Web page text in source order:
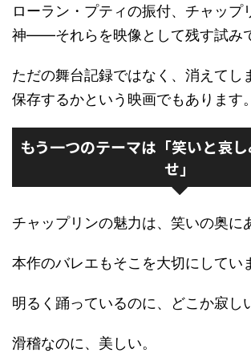
ローラン・プティの振付、チャップ
神――それらを映像として残す試み
ただの舞台記録ではなく、消えてし
保存するかという映画でもあります。
もう一つのテーマは「笑いと哀
せ」
チャップリンの魅力は、笑いの奥に
本作のバレエもそこを大切にしてい
明るく踊っているのに、どこか寂し
滑稽なのに、美しい。